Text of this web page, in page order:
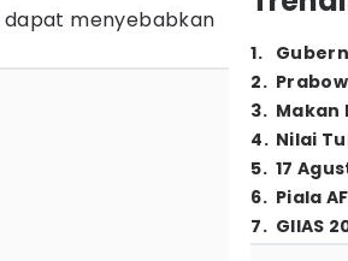
dapat menyebabkan
1.
2.
3. Makan
4. Nilai
5. 17
6. Piala
7. GIIAS